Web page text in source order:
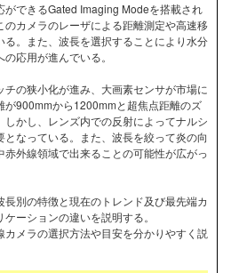
ができるGated Imaging Modeを搭載され
カメラのレーザによる距離測定や高速移
。また、波長を選択することにより水分
応用が進んでいる。
の狭小化が進み、大画素センサが市場に
が900mmから1200mmと超焦点距離のズ
かし、レンズ内での反射によってナルシ
なっている。また、波長を絞って炎の向
赤外線領域で出来ることの可能性が広がっ
別の特徴と現在のトレンド及び最先端カ
ーションの違いを説明する。
カメラの選択方法や目安を分かりやすく説